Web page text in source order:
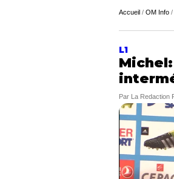
Accueil / OM Info /
L1
Par La Redaction